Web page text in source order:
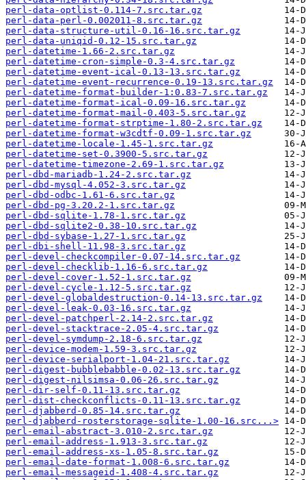
perl-data-optlist-0.114-7.src.tar.gz
perl-data-perl-0.002011-8.src.tar.gz
perl-data-structure-util-0.16-16.src.tar.gz
perl-data-uniqid-0.12-15.src.tar.gz
perl-datetime-1.66-2.src.tar.gz
perl-datetime-cron-simple-0.3-4.src.tar.gz
perl-datetime-event-ical-0.13-13.src.tar.gz
perl-datetime-event-recurrence-0.19-13.src.tar.gz
perl-datetime-format-builder-1:0.83-7.src.tar.gz
perl-datetime-format-ical-0.09-16.src.tar.gz
perl-datetime-format-mail-0.403-5.src.tar.gz
perl-datetime-format-strptime-1.80-2.src.tar.gz
perl-datetime-format-w3cdtf-0.09-1.src.tar.gz
perl-datetime-locale-1.45-1.src.tar.gz
perl-datetime-set-0.3900-5.src.tar.gz
perl-datetime-timezone-2.69-1.src.tar.gz
perl-dbd-mariadb-1.24-2.src.tar.gz
perl-dbd-mysql-4.052-3.src.tar.gz
perl-dbd-odbc-1.61-6.src.tar.gz
perl-dbd-pg-3.20.2-1.src.tar.gz
perl-dbd-sqlite-1.78-1.src.tar.gz
perl-dbd-sqlite2-0.38-10.src.tar.gz
perl-dbd-sybase-1.27-1.src.tar.gz
perl-dbi-shell-11.98-3.src.tar.gz
perl-devel-checkcompiler-0.07-14.src.tar.gz
perl-devel-checklib-1.16-6.src.tar.gz
perl-devel-cover-1.52-1.src.tar.gz
perl-devel-cycle-1.12-5.src.tar.gz
perl-devel-globaldestruction-0.14-13.src.tar.gz
perl-devel-leak-0.03-16.src.tar.gz
perl-devel-patchperl-2.14-2.src.tar.gz
perl-devel-stacktrace-2.05-4.src.tar.gz
perl-devel-symdump-2.18-6.src.tar.gz
perl-device-modem-1.59-3.src.tar.gz
perl-device-serialport-1.04-21.src.tar.gz
perl-digest-bubblebabble-0.02-13.src.tar.gz
perl-digest-nilsimsa-0.06-26.src.tar.gz
perl-dir-self-0.11-13.src.tar.gz
perl-dist-checkconflicts-0.11-13.src.tar.gz
perl-djabberd-0.85-14.src.tar.gz
perl-djabberd-rosterstorage-sqlite-1.00-16.src...>
perl-email-abstract-3.010-2.src.tar.gz
perl-email-address-1.913-3.src.tar.gz
perl-email-address-xs-1.05-8.src.tar.gz
perl-email-date-format-1.008-6.src.tar.gz
perl-email-messageid-1.408-4.src.tar.gz